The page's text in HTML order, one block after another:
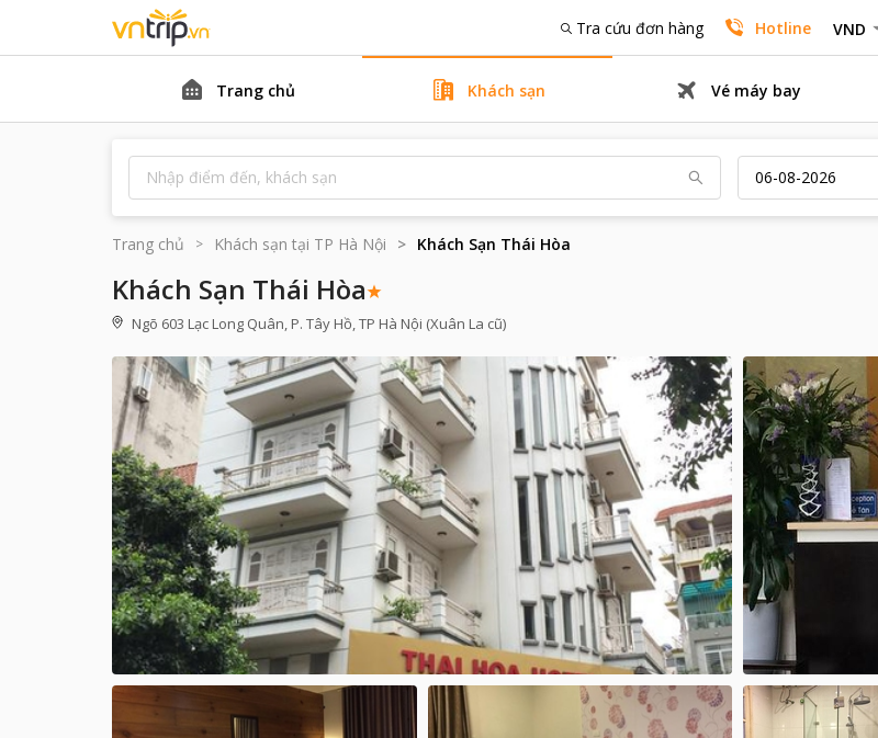
Tra cứu đơn hàng Hotline VND
Trang chủ Khách sạn Vé máy bay
Trang chủ Khách sạn tại TP Hà Nội Khách Sạn Thái Hòa
Khách Sạn Thái Hòa
Ngõ 603 Lạc Long Quân, P. Tây Hồ, TP Hà Nội (Xuân La cũ)